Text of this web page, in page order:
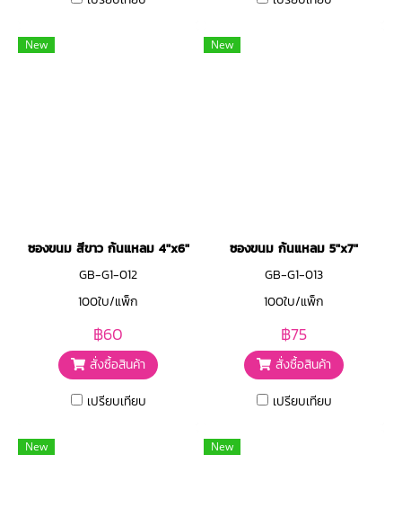
New
ซองขนม สีขาว ก้นแหลม 4"x6"
GB-G1-012
100ใบ/แพ็ก
฿60
สั่งซื้อสินค้า
เปรียบเทียบ
New
ซองขนม ก้นแหลม 5"x7"
GB-G1-013
100ใบ/แพ็ก
฿75
สั่งซื้อสินค้า
เปรียบเทียบ
New New